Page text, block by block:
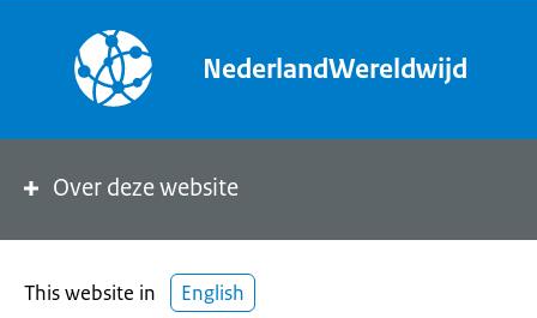
NederlandWereldwijd
Over deze website
This website in English